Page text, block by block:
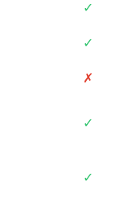
✓
✓
✗
✓
✓